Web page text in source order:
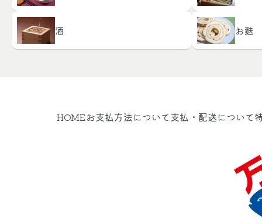
酒 お麩
HOMEお支払方法について支払・配送について